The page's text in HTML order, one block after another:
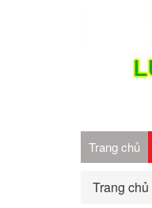
Trang chủ
Trang chủ